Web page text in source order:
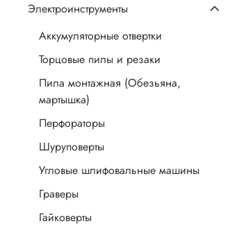
Электроинструменты
Аккумуляторные отвертки
Торцовые пилы и резаки
Пила монтажная (Обезьяна,
мартышка)
Перфораторы
Шуруповерты
Угловые шлифовальные машины
Граверы
Гайковерты